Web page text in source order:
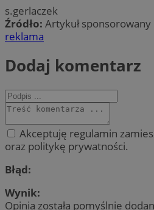
s.gerlaczek
Źródło: Artykuł sponsorowany
reklama
Dodaj komentarz
Akceptuję regulamin
oraz politykę prywatności.
Błąd:
Wynik:
Opinia została pomyślnie